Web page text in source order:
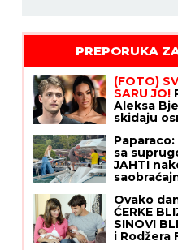
PREPORUKA
(FOTO)
SARU JO!
Aleksa
skidaju
OČARALA
sa
JAHTI
NJEGOVE
(VIDEO)
Ovako
ĆERKE
SINOVI
i Rodžera